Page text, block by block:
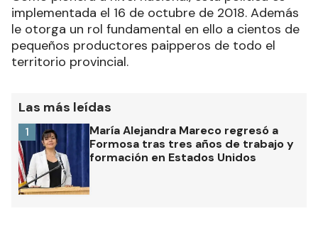
implementada el 16 de octubre de 2018. Además
le otorga un rol fundamental en ello a cientos de
pequeños productores paipperos de todo el
territorio provincial.
Las más leídas
María Alejandra Mareco regresó a
Formosa tras tres años de trabajo y
formación en Estados Unidos
1